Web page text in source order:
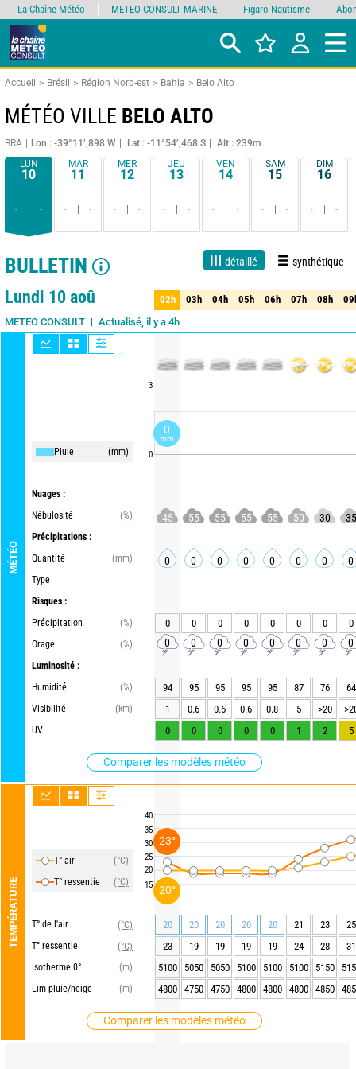
Accueil Brésil Région Nord-est Bahia Belo Alto
MÉTÉO VILLE BELO ALTO
BRA Lon : -39°11’,898 W Lat : -11°54’,468 S
Alt : 239m
LUN
10
- -
MAR
11
- -
MER
12
- -
JEU
13
- -
VEN
14
- -
SAM
15
- -
DIM
16
- -
BULLETIN détaillé synthétique
1 jour 3 jours 7 jours 15 jours Fiabilité 85%
Lundi 10 aoû
METEO CONSULT Actualisé, il y a 4h
MÉTÉO
Pluie (mm)
Nuages :
Nébulosité
(%)
Précipitations :
Quantité
(mm)
Type
Risques :
Précipitation
(%)
Orage
(%)
Luminosité :
Humidité
(%)
Visibilité
(km)
UV
Comparer les modèles météo
TEMPÉRATURE
T° air
(°C)
T° ressentie
(°C)
T° de l'air
(°C)
T° ressentie
(°C)
Isotherme 0°
(m)
Lim pluie/neige
(m)
Comparer les modèles météo
3
0
40
35
30
25
20
15
02h 03h 04h 05h 06h 07h 08h
02h 03h 04h 05h 06h 07h 08h
45 55 55 55 55 50 30 35
0 0 0 0 0 0 0 0
- - - - - - - -
0 0 0 0 0 0 0 0
0 0 0 0 0 0 0 0
94 95 95 95 95 87 76
64
1
0.6 0.6 0.6 0.8 5 >20
0
0 0 0 0 1 2 5
20 20 20 20 20 21 23
25
23
19 19 19 19 24 28
31
5100
5050 5050 5100 5100 5100 5150
4800
4750 4750 4800 4800 4800 4850
La Chaîne Météo METEO CONSULT MARINE Figaro Nautisme
0
mm
20°
23°